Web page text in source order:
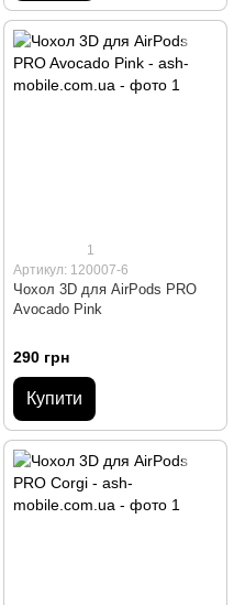
1
Артикул: 120007-6
Чохол 3D для AirPods PRO
Avocado Pink
290 грн
Купити